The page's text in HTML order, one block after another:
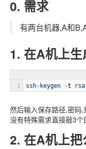
0. 需求
有两台机器,A和
1. 在A机上
1 ssh- keygen -t rsa
然后输入保存路径,密码,
没有特殊需求直接敲3个
2. 在A机上